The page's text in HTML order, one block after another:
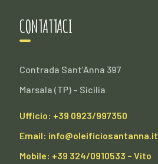
CONTATTACI
Contrada Sant’Anna 397
Marsala (TP) – Sicilia
Ufficio: +39 0923/997350
Email: info@oleificiosantanna.it
Mobile: +39 324/0910533 – Vito